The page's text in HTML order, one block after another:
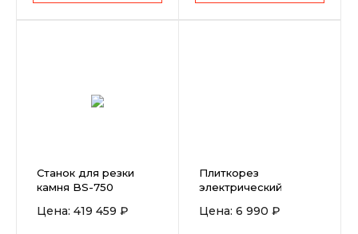
Станок для резки
камня BS-750
Цена: 419 459 ₽
Плиткорез
электрический
Цена: 6 990 ₽